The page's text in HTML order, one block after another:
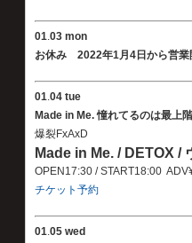
01.03 mon
お休み 2022年1月4日から営業
01.04 tue
Made in Me. 憧れてるのは最上
爆裂FxAxD
Made in Me. / DETOX /
OPEN17:30 / START18:00
チケット予約
01.05 wed